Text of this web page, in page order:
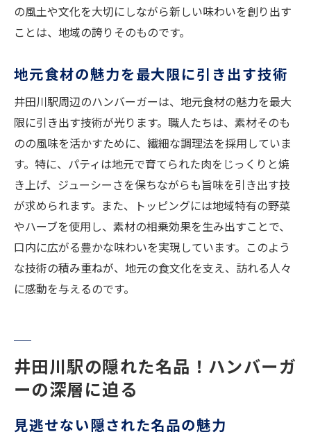
の風土や文化を大切にしながら新しい味わいを創り出す
ことは、地域の誇りそのものです。
地元食材の魅力を最大限に引き出す技術
井田川駅周辺のハンバーガーは、地元食材の魅力を最大
限に引き出す技術が光ります。職人たちは、素材そのも
のの風味を活かすために、繊細な調理法を採用していま
す。特に、パティは地元で育てられた肉をじっくりと焼
き上げ、ジューシーさを保ちながらも旨味を引き出す技
が求められます。また、トッピングには地域特有の野菜
やハーブを使用し、素材の相乗効果を生み出すことで、
口内に広がる豊かな味わいを実現しています。このよう
な技術の積み重ねが、地元の食文化を支え、訪れる人々
に感動を与えるのです。
井田川駅の隠れた名品！ハンバーガ
ーの深層に迫る
見逃せない隠された名品の魅力